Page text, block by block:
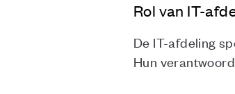
Rol van IT-
De IT-afdeling
Hun